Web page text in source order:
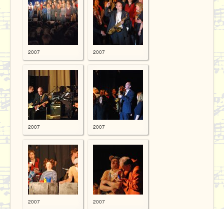
Proben
Kontakt / Datenschutz
2007 2007
2007 2007
2007 2007